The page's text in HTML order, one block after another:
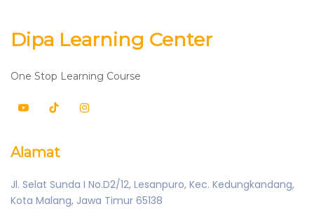
Dipa Learning Center
One Stop Learning Course
Alamat
Jl. Selat Sunda I No.D2/12, Lesanpuro, Kec. Kedungkandang,
Kota Malang, Jawa Timur 65138